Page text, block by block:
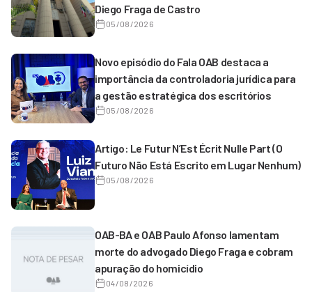
Diego Fraga de Castro
05/08/2026
Novo episódio do Fala OAB destaca a
importância da controladoria jurídica para
a gestão estratégica dos escritórios
05/08/2026
Artigo: Le Futur N’Est Écrit Nulle Part (O
Futuro Não Está Escrito em Lugar Nenhum)
05/08/2026
OAB-BA e OAB Paulo Afonso lamentam
morte do advogado Diego Fraga e cobram
apuração do homicídio
04/08/2026